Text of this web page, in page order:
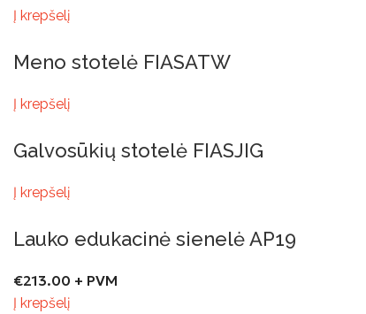
Į krepšelį
Meno stotelė FIASATW
Į krepšelį
Galvosūkių stotelė FIASJIG
Į krepšelį
Lauko edukacinė sienelė AP19
€213.00 + PVM
Į krepšelį